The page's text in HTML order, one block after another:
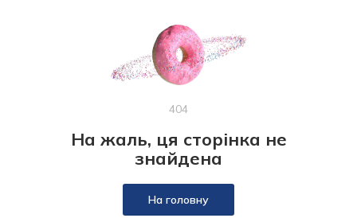
404
На жаль, ця сторінка не
знайдена
На головну